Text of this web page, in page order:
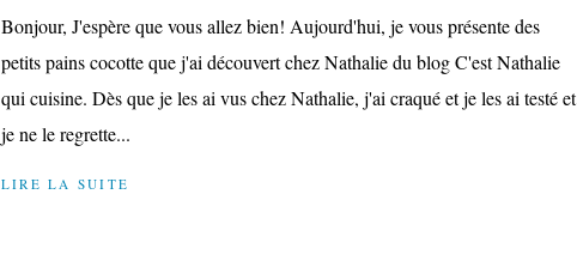
Bonjour, J'espère que vous allez bien! Aujourd'hui, je vous présente des
petits pains cocotte que j'ai découvert chez Nathalie du blog C'est Nathalie
qui cuisine. Dès que je les ai vus chez Nathalie, j'ai craqué et je les ai testé et
je ne le regrette...
LIRE LA SUITE